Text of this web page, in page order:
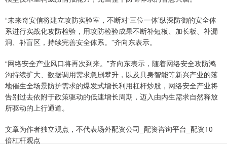
“未来奇安信将建立攻防实验室，不断对‘三位一体’纵深防御的安全体
系进行实战化攻防检验，用攻防检验成果不断补短板、加长板、补漏
洞、补盲区，持续完善安全体系。”齐向东表示。
“网络安全产业风口将再次到来。”齐向东表示，随着网络安全攻防鸿
沟持续扩大、数据调用需求急剧攀升，以及具身智能等新兴产业的落
地催生全场景防护需求的爆发式增长利用杠杆炒股，网络安全产业将
告别过去依附于政策驱动的低速增长周期，迈入由内生需求自然释放
所驱动的上行通道。
文章为作者独立观点，不代表场外配资公司_配资咨询平台_配资10
倍杠杆观点